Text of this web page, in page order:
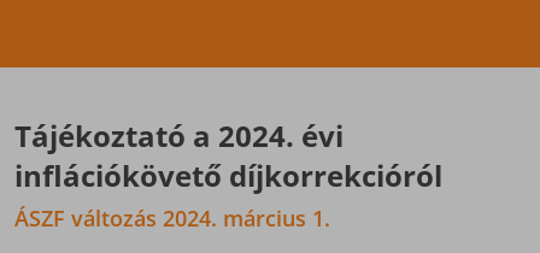
Tájékoztató a 2024. évi
inflációkövető díjkorrekcióról
ÁSZF változás 2024. március 1.